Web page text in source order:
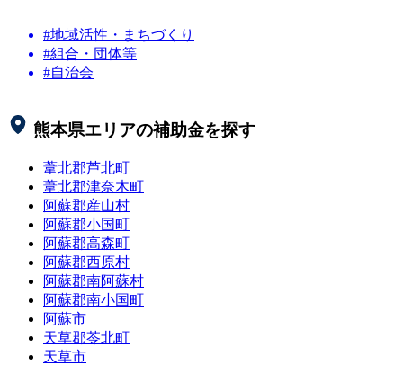
#地域活性・まちづくり
#組合・団体等
#自治会
熊本県エリアの補助金を探す
葦北郡芦北町
葦北郡津奈木町
阿蘇郡産山村
阿蘇郡小国町
阿蘇郡高森町
阿蘇郡西原村
阿蘇郡南阿蘇村
阿蘇郡南小国町
阿蘇市
天草郡苓北町
天草市